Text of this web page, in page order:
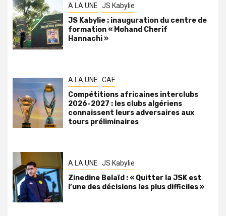
A LA UNE JS Kabylie
JS Kabylie : inauguration du centre de
formation « Mohand Cherif
Hannachi »
A LA UNE CAF
Compétitions africaines interclubs
2026-2027 : les clubs algériens
connaissent leurs adversaires aux
tours préliminaires
A LA UNE JS Kabylie
Zinedine Belaïd : « Quitter la JSK est
l’une des décisions les plus difficiles »